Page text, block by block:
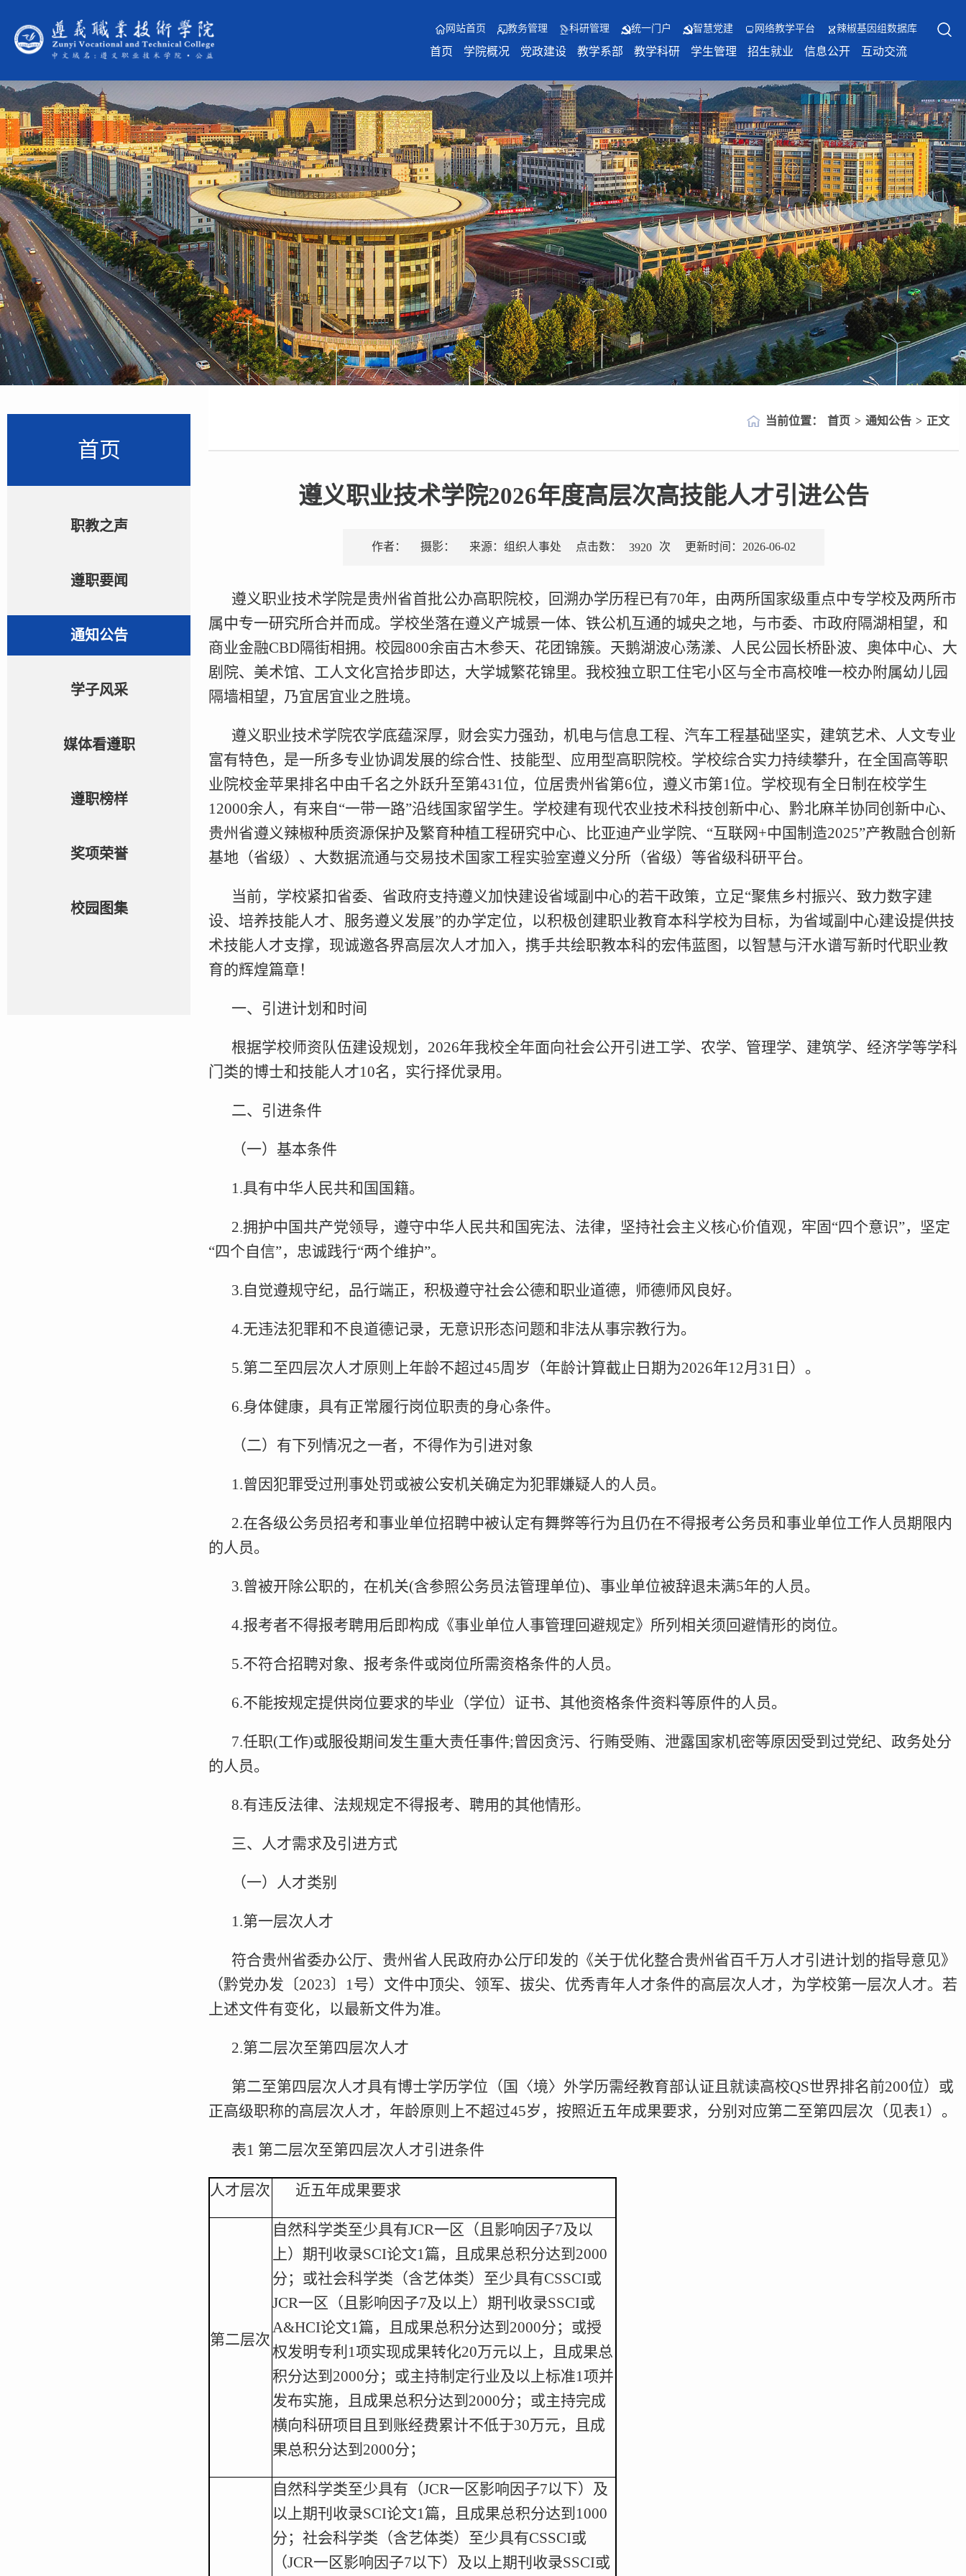
网站首页 教务管理 科研管理 统一门户 智慧党建 网络教学平台 辣椒基因组数据库
首页 学院概况 党政建设 教学系部 教学科研 学生管理 招生就业 信息公开 互动交流
首页
职教之声
遵职要闻
通知公告
学子风采
媒体看遵职
遵职榜样
奖项荣誉
校园图集
当前位置： 首页 > 通知公告 > 正文
遵义职业技术学院2026年度高层次高技能人才引进公告
作者： 摄影： 来源：组织人事处 点击数： 3920 次 更新时间：2026-06-02
遵义职业技术学院是贵州省首批公办高职院校，回溯办学历程已有70年，由两所国家级重点中专学校及两所市
属中专一研究所合并而成。学校坐落在遵义产城景一体、铁公机互通的城央之地，与市委、市政府隔湖相望，和
商业金融CBD隔街相拥。校园800余亩古木参天、花团锦簇。天鹅湖波心荡漾、人民公园长桥卧波、奥体中心、大
剧院、美术馆、工人文化宫拾步即达，大学城繁花锦里。我校独立职工住宅小区与全市高校唯一校办附属幼儿园
隔墙相望，乃宜居宜业之胜境。
遵义职业技术学院农学底蕴深厚，财会实力强劲，机电与信息工程、汽车工程基础坚实，建筑艺术、人文专业
富有特色，是一所多专业协调发展的综合性、技能型、应用型高职院校。学校综合实力持续攀升，在全国高等职
业院校金苹果排名中由千名之外跃升至第431位，位居贵州省第6位，遵义市第1位。学校现有全日制在校学生
12000余人，有来自“一带一路”沿线国家留学生。学校建有现代农业技术科技创新中心、黔北麻羊协同创新中心、
贵州省遵义辣椒种质资源保护及繁育种植工程研究中心、比亚迪产业学院、“互联网+中国制造2025”产教融合创新
基地（省级）、大数据流通与交易技术国家工程实验室遵义分所（省级）等省级科研平台。
当前，学校紧扣省委、省政府支持遵义加快建设省域副中心的若干政策，立足“聚焦乡村振兴、致力数字建
设、培养技能人才、服务遵义发展”的办学定位，以积极创建职业教育本科学校为目标，为省域副中心建设提供技
术技能人才支撑，现诚邀各界高层次人才加入，携手共绘职教本科的宏伟蓝图，以智慧与汗水谱写新时代职业教
育的辉煌篇章！
一、引进计划和时间
根据学校师资队伍建设规划，2026年我校全年面向社会公开引进工学、农学、管理学、建筑学、经济学等学科
门类的博士和技能人才10名，实行择优录用。
二、引进条件
（一）基本条件
1.具有中华人民共和国国籍。
2.拥护中国共产党领导，遵守中华人民共和国宪法、法律，坚持社会主义核心价值观，牢固“四个意识”，坚定
“四个自信”，忠诚践行“两个维护”。
3.自觉遵规守纪，品行端正，积极遵守社会公德和职业道德，师德师风良好。
4.无违法犯罪和不良道德记录，无意识形态问题和非法从事宗教行为。
5.第二至四层次人才原则上年龄不超过45周岁（年龄计算截止日期为2026年12月31日）。
6.身体健康，具有正常履行岗位职责的身心条件。
（二）有下列情况之一者，不得作为引进对象
1.曾因犯罪受过刑事处罚或被公安机关确定为犯罪嫌疑人的人员。
2.在各级公务员招考和事业单位招聘中被认定有舞弊等行为且仍在不得报考公务员和事业单位工作人员期限内
的人员。
3.曾被开除公职的，在机关(含参照公务员法管理单位)、事业单位被辞退未满5年的人员。
4.报考者不得报考聘用后即构成《事业单位人事管理回避规定》所列相关须回避情形的岗位。
5.不符合招聘对象、报考条件或岗位所需资格条件的人员。
6.不能按规定提供岗位要求的毕业（学位）证书、其他资格条件资料等原件的人员。
7.任职(工作)或服役期间发生重大责任事件;曾因贪污、行贿受贿、泄露国家机密等原因受到过党纪、政务处分
的人员。
8.有违反法律、法规规定不得报考、聘用的其他情形。
三、人才需求及引进方式
（一）人才类别
1.第一层次人才
符合贵州省委办公厅、贵州省人民政府办公厅印发的《关于优化整合贵州省百千万人才引进计划的指导意见》
（黔党办发〔2023〕1号）文件中顶尖、领军、拔尖、优秀青年人才条件的高层次人才，为学校第一层次人才。若
上述文件有变化，以最新文件为准。
2.第二层次至第四层次人才
第二至第四层次人才具有博士学历学位（国〈境〉外学历需经教育部认证且就读高校QS世界排名前200位）或
正高级职称的高层次人才，年龄原则上不超过45岁，按照近五年成果要求，分别对应第二至第四层次（见表1）。
表1 第二层次至第四层次人才引进条件
人才层次 近五年成果要求
第二层次
自然科学类至少具有JCR一区（且影响因子7及以
上）期刊收录SCI论文1篇，且成果总积分达到2000
分；或社会科学类（含艺体类）至少具有CSSCI或
JCR一区（且影响因子7及以上）期刊收录SSCI或
A&HCI论文1篇，且成果总积分达到2000分；或授
权发明专利1项实现成果转化20万元以上，且成果总
积分达到2000分；或主持制定行业及以上标准1项并
发布实施，且成果总积分达到2000分；或主持完成
横向科研项目且到账经费累计不低于30万元，且成
果总积分达到2000分；
自然科学类至少具有（JCR一区影响因子7以下）及
以上期刊收录SCI论文1篇，且成果总积分达到1000
分；社会科学类（含艺体类）至少具有CSSCI或
（JCR一区影响因子7以下）及以上期刊收录SSCI或